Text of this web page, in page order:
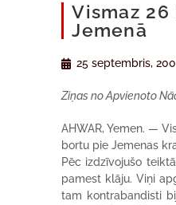
Vismaz
Jemenā
25 septembris,
Ziņas no Apvienoto
AHWAR, Yemen. —
bortu pie Jemenas
Pēc izdzīvojušo
pamest klāju. Viņi
tam kontrabandisti